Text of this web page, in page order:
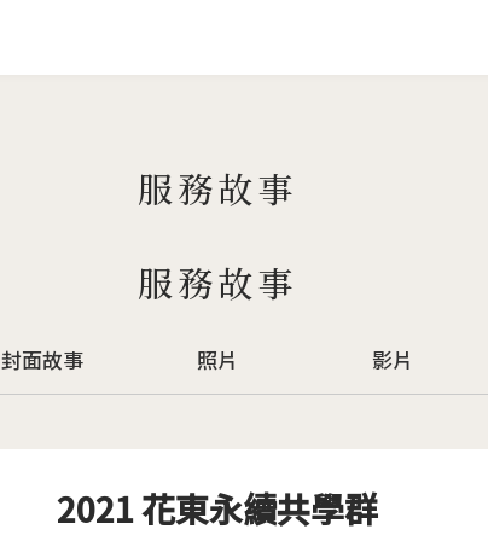
服務故事
服務故事
封面故事 照片 影片
2021 花東永續共學群